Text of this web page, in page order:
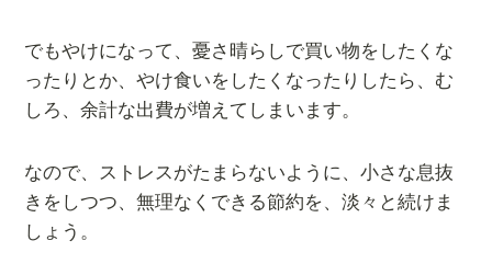
でもやけになって、憂さ晴らしで買い物をしたくな
ったりとか、やけ食いをしたくなったりしたら、む
しろ、余計な出費が増えてしまいます。
なので、ストレスがたまらないように、小さな息抜
きをしつつ、無理なくできる節約を、淡々と続けま
しょう。